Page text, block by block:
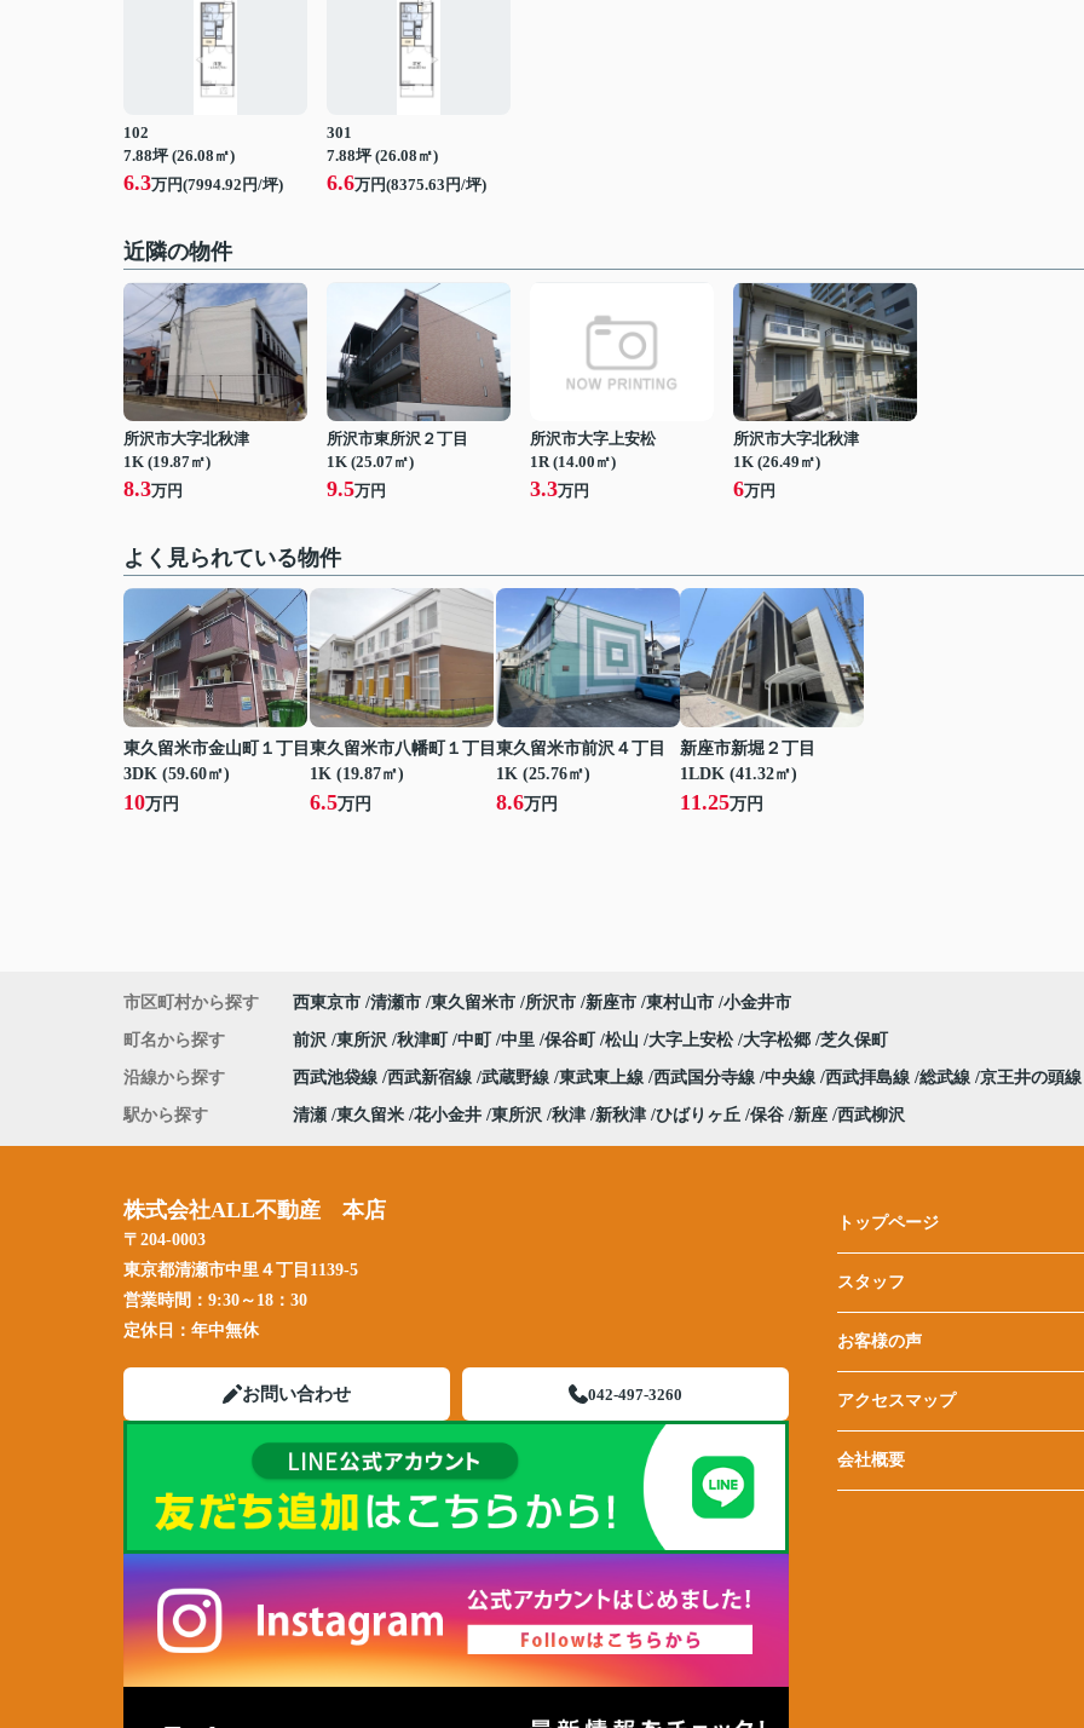
102
7.88坪 (26.08㎡)
6.3万円(7994.92円/坪)
301
7.88坪 (26.08㎡)
6.6万円(8375.63円/坪)
近隣の物件
所沢市大字北秋津
1K (19.87㎡)
8.3万円
所沢市東所沢２丁目
1K (25.07㎡)
9.5万円
所沢市大字上安松
1R (14.00㎡)
3.3万円
所沢市大字北秋津
1K (26.49㎡)
6万円
よく見られている物件
東久留米市金山町１丁目
3DK (59.60㎡)
10万円
東久留米市八幡町１丁目
1K (19.87㎡)
6.5万円
東久留米市前沢４丁目
1K (25.76㎡)
8.6万円
新座市新堀２丁目
1LDK (41.32㎡)
11.25万円
市区町村から探す 西東京市 清瀬市 東久留米市 所沢市 新座市 東村山市 小金井市
町名から探す 前沢 東所沢 秋津町 中町 中里 保谷町 松山 大字上安松 大字松郷 芝久保町
沿線から探す 西武池袋線 西武新宿線 武蔵野線 東武東上線 西武国分寺線 中央線 西武拝島線 総武線 京王井の頭線
駅から探す 清瀬 東久留米 花小金井 東所沢 秋津 新秋津 ひばりヶ丘 保谷 新座 西武柳沢
株式会社ALL不動産 本店
〒204-0003
東京都清瀬市中里４丁目1139-5
営業時間： 9:30～18：30
定休日： 年中無休
お問い合わせ 042-497-3260
トップページ
スタッフ
お客様の声
アクセスマップ
会社概要